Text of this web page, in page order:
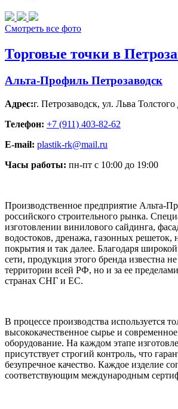
Смотреть все фото
Торговые точки в
Альта-Профиль Петрозаводск
Адрес:г. Петрозаводск, ул. Льва Толстого
Телефон: +7 (911) 403-82-62
E-mail: plastik-rk@mail.ru
Часы работы: пн-пт с 10:00 до 19:00
Производственное предприятие Альта-
российского строительного рынка.
изготовлении винилового сайдинга,
водостоков, дренажа, газонных решеток,
покрытия и так далее. Благодаря
сети, продукция этого бренда известна
территории всей РФ, но и за ее
странах СНГ и ЕС.
В процессе производства используется
высококачественное сырье и
оборудование. На каждом этапе
присутствует строгий контроль, что
безупречное качество. Каждое изделие
соответствующим международным